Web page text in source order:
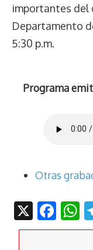
importantes del
Departamento
5:30 p.m.
Programa
Otras
X F
ach